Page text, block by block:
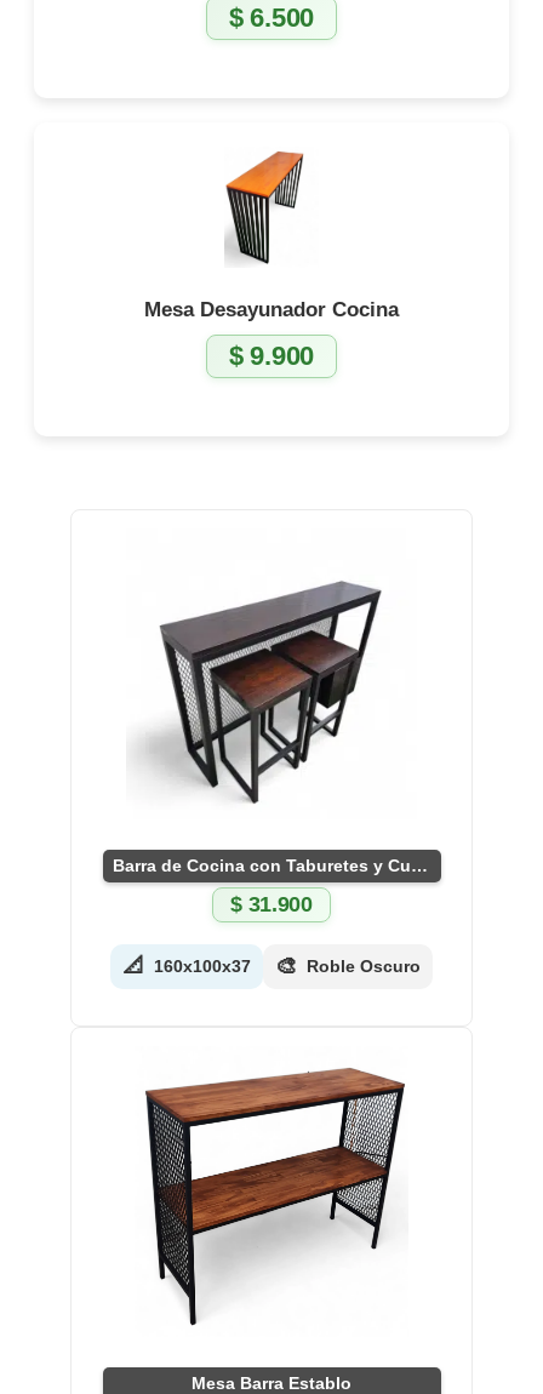
$6.500
Mesa Desayunador Cocina
$9.900
Barra de Cocina con Taburetes y Cubo
$31.900
📐 160x100x37 🎨 Roble Oscuro
Mesa Barra Establo